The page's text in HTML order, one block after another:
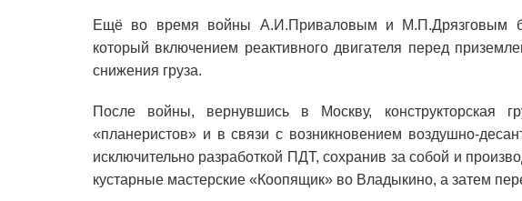
Ещё во время войны А.И.Приваловым и М.П.Дрязговым
который включением реактивного двигателя перед
снижения груза.
После войны, вернувшись в Москву, конструкторская
«планеристов» и в связи с возникновением воздушно-
исключительно разработкой ПДТ, сохранив за собой и
кустарные мастерские «Коопящик» во Владыкино, а затем